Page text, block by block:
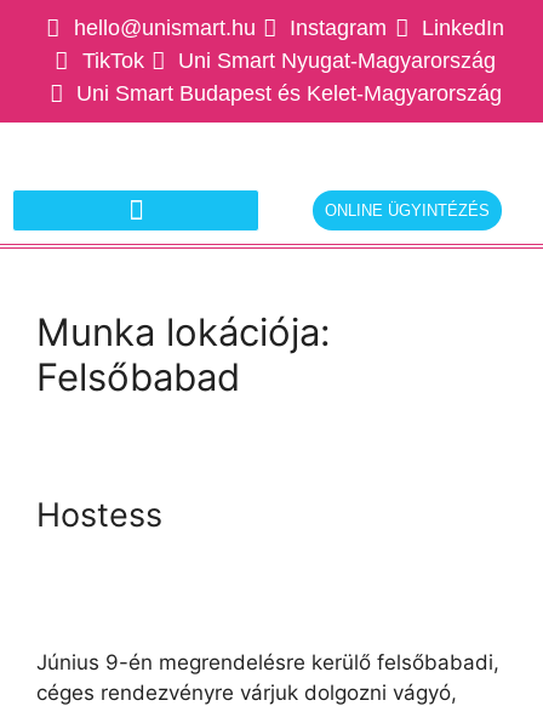
hello@unismart.hu Instagram
LinkedIn
TikTok
Uni Smart Nyugat-Magyarország
Uni Smart Budapest és Kelet-Magyarország
ONLINE ÜGYINTÉZÉS
Munka lokációja:
Felsőbabad
Hostess
Június 9-én megrendelésre kerülő felsőbabadi,
céges rendezvényre várjuk dolgozni vágyó,